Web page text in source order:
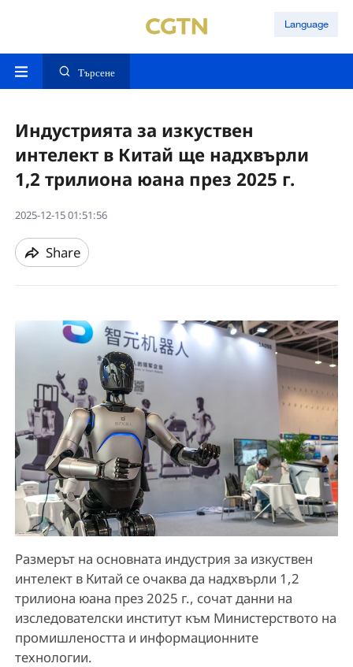
Language
Търсене
Индустрията за изкуствен
интелект в Китай ще надхвърли
1,2 трилиона юана през 2025 г.
2025-12-15 01:51:56
Share
Размерът на основната индустрия за изкуствен
интелект в Китай се очаква да надхвърли 1,2
трилиона юана през 2025 г., сочат данни на
изследователски институт към Министерството на
промишлеността и информационните
технологии.